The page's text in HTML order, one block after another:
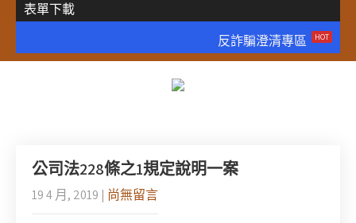
表單下載
反詐騙澄清專區
HOT
公司法228條之1規定說明一案
19 4 月, 2019 | 尚無留言